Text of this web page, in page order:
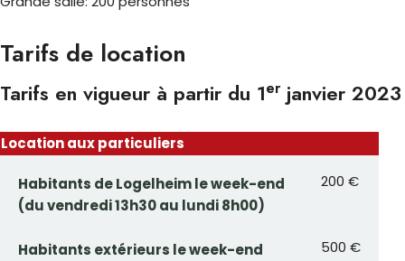
Tarifs de location
Tarifs en vigueur à partir du 1erjanvier 2023
Location aux particuliers
Habitants de Logelheim le week-end
(du vendredi 13h30 au lundi 8h00)
200 €
Habitants extérieurs le week-end
500 €